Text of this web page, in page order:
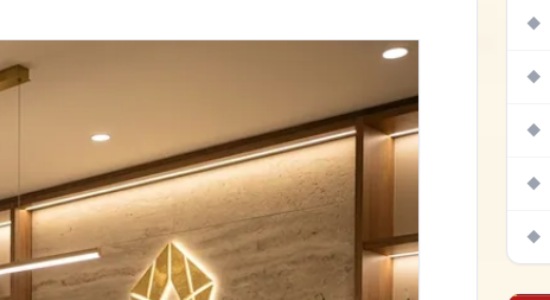
◆
◆
◆
◆
◆